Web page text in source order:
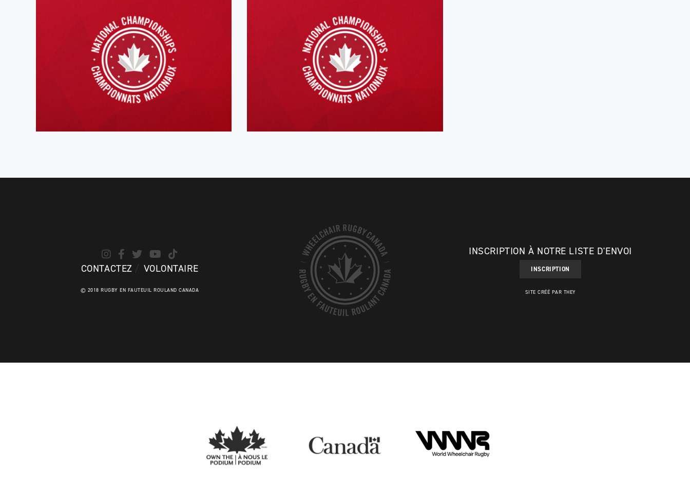
CONTACTEZ VOLONTAIRE
© 2018 RUGBY EN FAUTEUIL ROULAND CANADA
INSCRIPTION À NOTRE LISTE D'ENVOI
INSCRIPTION
SITE CRÉÉ PAR THEY